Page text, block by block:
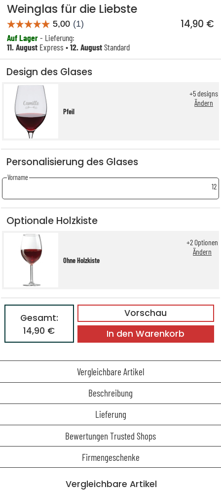
Weinglas für die Liebste
14,90 €
Auf Lager- Lieferung:
11. August Express •12. AugustStandard
Design des Glases
Pfeil
+5designs
Ändern
Personalisierung des Glases
Vorname
12
Optionale Holzkiste
Ohne Holzkiste
+2Optionen
Ändern
Vorschau
Gesamt:
14,90 €
In den Warenkorb
Vergleichbare Artikel
Beschreibung
Lieferung
Bewertungen Trusted Shops
Firmengeschenke
Vergleichbare Artikel